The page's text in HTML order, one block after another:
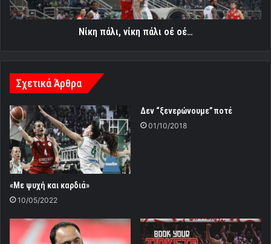
Νίκη πάλι, νίκη πάλι οέ οέ…
Σχετικά Άρθρα
«Με ψυχή και καρδιά»
10/05/2022
Δεν “ξενερώνουμε” ποτέ
01/10/2018